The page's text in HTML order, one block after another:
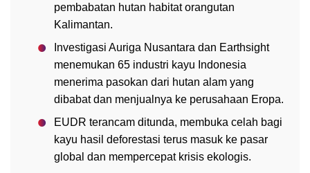
pembabatan hutan habitat orangutan
Kalimantan.
Investigasi Auriga Nusantara dan Earthsight
menemukan 65 industri kayu Indonesia
menerima pasokan dari hutan alam yang
dibabat dan menjualnya ke perusahaan Eropa.
EUDR terancam ditunda, membuka celah bagi
kayu hasil deforestasi terus masuk ke pasar
global dan mempercepat krisis ekologis.